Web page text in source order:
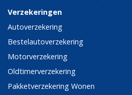
Verzekeringen
Autoverzekering
Bestelautoverzekering
Motorverzekering
Oldtimerverzekering
Pakketverzekering Wonen